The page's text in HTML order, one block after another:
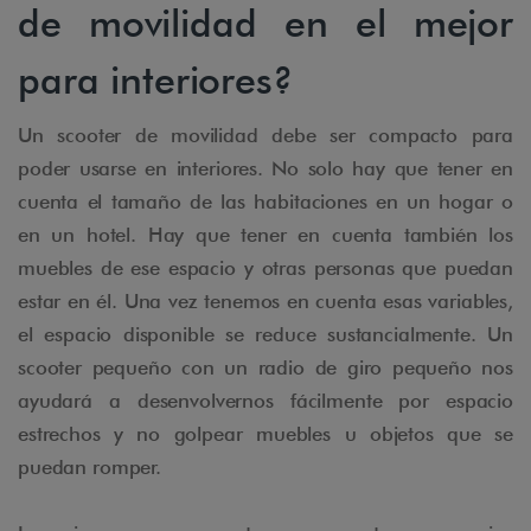
de movilidad en el mejor
para interiores?
Un scooter de movilidad debe ser compacto para
poder usarse en interiores. No solo hay que tener en
cuenta el tamaño de las habitaciones en un hogar o
en un hotel. Hay que tener en cuenta también los
muebles de ese espacio y otras personas que puedan
estar en él. Una vez tenemos en cuenta esas variables,
el espacio disponible se reduce sustancialmente. Un
scooter pequeño con un radio de giro pequeño nos
ayudará a desenvolvernos fácilmente por espacio
estrechos y no golpear muebles u objetos que se
puedan romper.